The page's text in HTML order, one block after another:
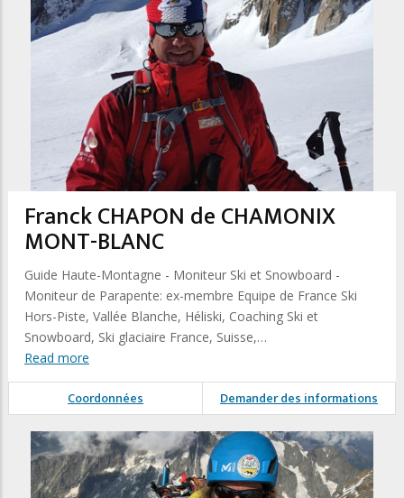
Franck CHAPON de CHAMONIX
MONT-BLANC
Guide Haute-Montagne - Moniteur Ski et Snowboard -
Moniteur de Parapente: ex-membre Equipe de France Ski
Hors-Piste, Vallée Blanche, Héliski, Coaching Ski et
Snowboard, Ski glaciaire France, Suisse,…
Read more
Coordonnées Demander des informations